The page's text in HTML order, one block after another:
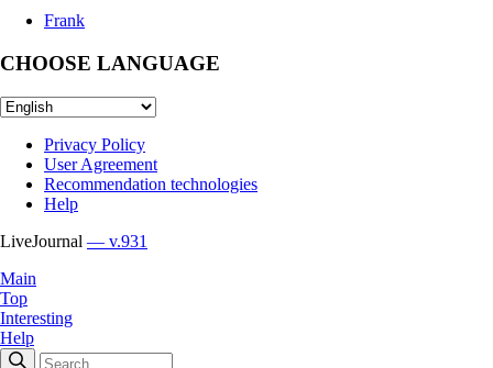
Frank
CHOOSE LANGUAGE
Privacy Policy
User Agreement
Recommendation technologies
Help
LiveJournal — v.931
Main
Top
Interesting
Help